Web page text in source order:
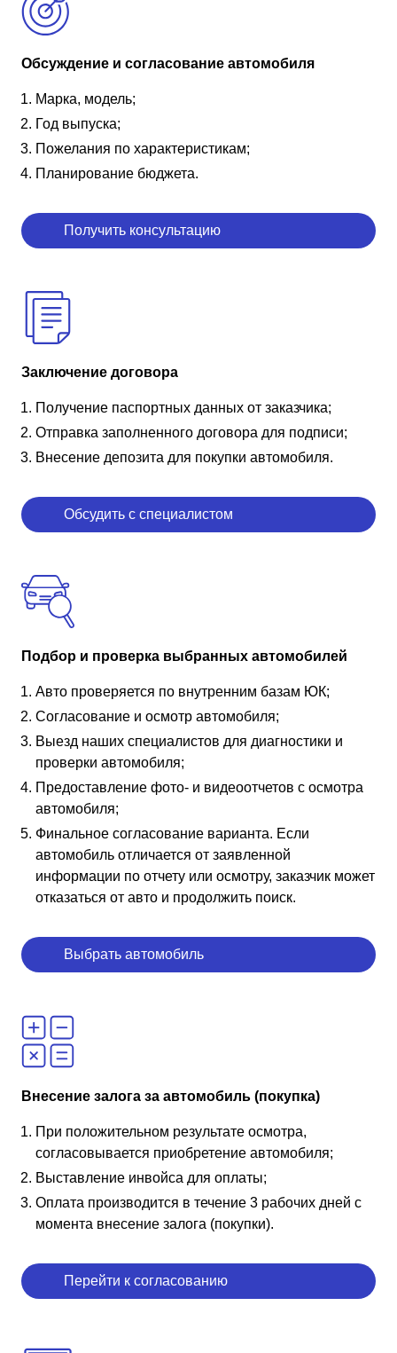
Обсуждение и согласование автомобиля
Марка, модель;
Год выпуска;
Пожелания по характеристикам;
Планирование бюджета.
Получить консультацию
Заключение договора
Получение паспортных данных от заказчика;
Отправка заполненного договора для подписи;
Внесение депозита для покупки автомобиля.
Обсудить с специалистом
Подбор и проверка выбранных автомобилей
Авто проверяется по внутренним базам ЮК;
Согласование и осмотр автомобиля;
Выезд наших специалистов для диагностики и
проверки автомобиля;
Предоставление фото- и видеоотчетов с осмотра
автомобиля;
Финальное согласование варианта. Если
автомобиль отличается от заявленной
информации по отчету или осмотру, заказчик может
отказаться от авто и продолжить поиск.
Выбрать автомобиль
Внесение залога за автомобиль (покупка)
При положительном результате осмотра,
согласовывается приобретение автомобиля;
Выставление инвойса для оплаты;
Оплата производится в течение 3 рабочих дней с
момента внесение залога (покупки).
Перейти к согласованию